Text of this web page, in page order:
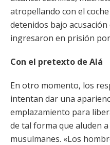
atropellando con el
detenidos bajo
ingresaron en prisión
Con el pretexto de Alá
En otro momento, los
intentan dar una
emplazamiento para
de tal forma que aluden
musulmanes. «Los